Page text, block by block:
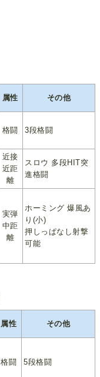
属性 その他
格闘 3段格闘
近接
近距
離
スロウ 多段HIT突
進格闘
実弾
中距
離
ホーミング 爆風あ
り(小)
押しっぱなし射撃
可能
属性 その他
格闘 5段格闘